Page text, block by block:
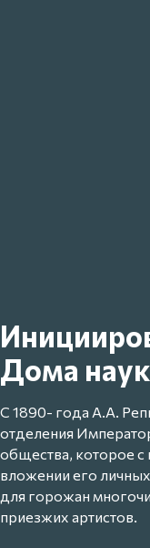
Дома
С 1890- года А.А.
отделения
общества, которое с
вложении его
для горожан
приезжих артистов.